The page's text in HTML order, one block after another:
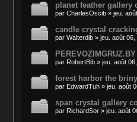
planet feather gallery
par CharlesOscib » jeu.
candle crystal
par Walterdib » jeu. août
PEREVOZIMGRUZ.BY
par RobertBib » jeu. août
forest harbor the
par EdwardTuh » jeu. août
span crystal gallery
par RichardSor » jeu. août